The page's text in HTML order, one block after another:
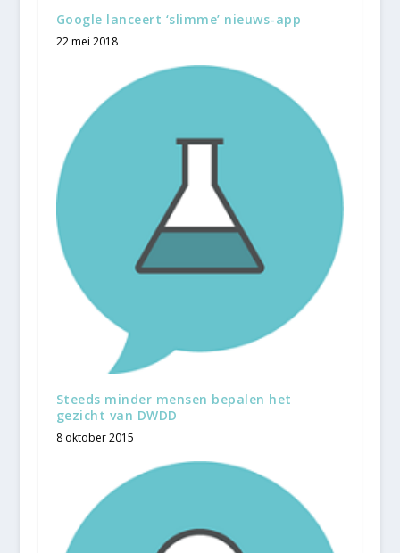
Google lanceert ‘slimme’ nieuws-app
22 mei 2018
Steeds minder mensen bepalen het
gezicht van DWDD
8 oktober 2015